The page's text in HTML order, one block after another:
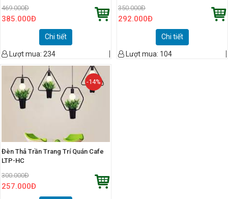
469.000Đ
385.000Đ
Chi tiết
Lượt mua: 234
350.000Đ
292.000Đ
Chi tiết
Lượt mua: 104
-14%
Đèn Thả Trần Trang Trí Quán Cafe
LTP-HC
300.000Đ
257.000Đ